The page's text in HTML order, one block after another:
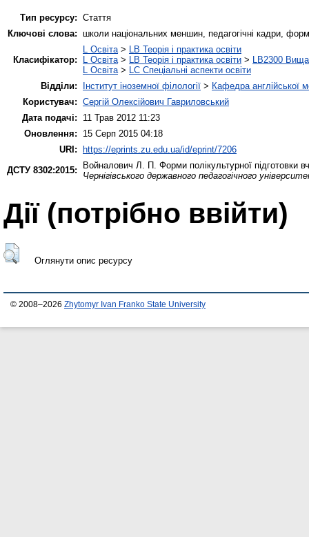
Тип ресурсу: Стаття
Ключові слова: школи національних меншин, педагогічні кадри,
Класифікатор:
L Освіта > LB Теорія і практика освіти
L Освіта > LB Теорія і практика освіти > LB2300 Вища
L Освіта > LC Спеціальні аспекти освіти
Відділи:
Інститут іноземної філології > Кафедра англійської
Користувач: Сергій Олексійович Гавриловський
Дата подачі:
11 Трав 2012 11:23
Оновлення:
15 Серп 2015 04:18
URI: https://eprints.zu.edu.ua/id/eprint/7206
ДСТУ 8302:2015:
Войналович Л. П. Форми полікультурної підготовки
Чернігівського державного педагогічного
Дії ​​(потрібно ввійти)
Оглянути опис ресурсу
© 2008–2026 Zhytomyr Ivan Franko State University